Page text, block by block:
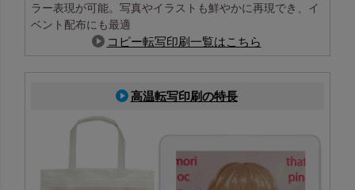
ラー表現が可能。写真やイラストも鮮やかに再現でき、イ
ベント配布にも最適
コピー転写印刷一覧はこちら
高温転写印刷の特長